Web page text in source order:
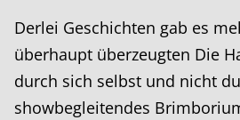
Derlei Geschichten gab es
überhaupt überzeugten Die
durch sich selbst und nicht
showbegleitendes